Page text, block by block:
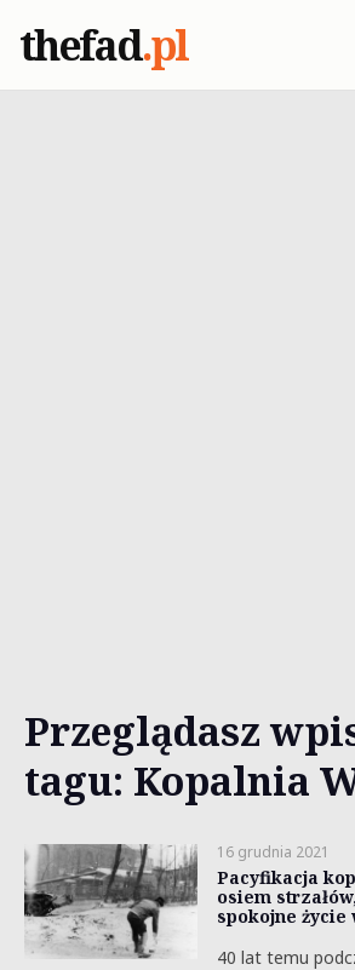
thefad.pl
Przeglądasz
tagu: Kopalnia
16 grudnia 2021
Pacyfikacja
osiem
spokojne życie
40 lat temu